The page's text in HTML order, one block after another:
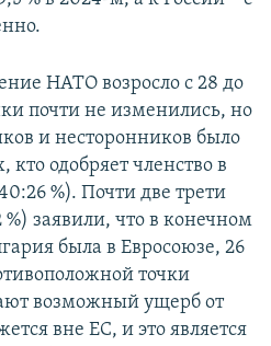
НАТО возросло с 28 до
почти не изменились, но
и несторонников было
кто одобряет членство в
%). Почти две трети
%) заявили, что в конечном
была в Евросоюзе, 26
точки
возможный ущерб от
вне ЕС, и это является